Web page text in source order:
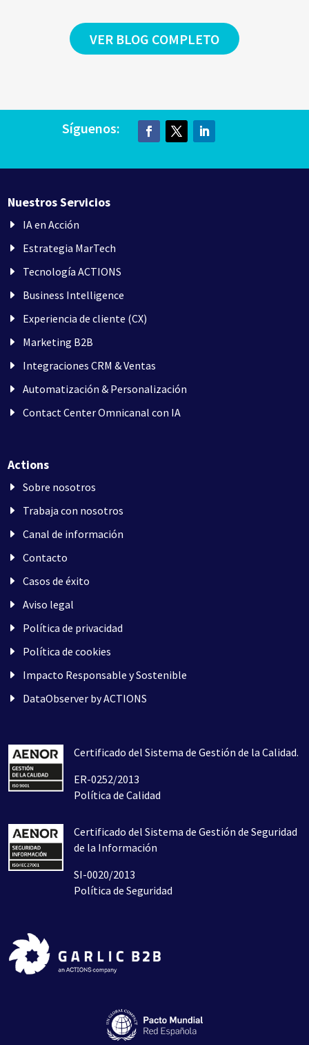
VER BLOG COMPLETO
Síguenos:
Nuestros Servicios
IA en Acción
Estrategia MarTech
Tecnología ACTIONS
Business Intelligence
Experiencia de cliente (CX)
Marketing B2B
Integraciones CRM & Ventas
Automatización & Personalización
Contact Center Omnicanal con IA
Actions
Sobre nosotros
Trabaja con nosotros
Canal de información
Contacto
Casos de éxito
Aviso legal
Política de privacidad
Política de cookies
Impacto Responsable y Sostenible
DataObserver by ACTIONS
Certificado del Sistema de Gestión de la Calidad.
ER-0252/2013
Política de Calidad
Certificado del Sistema de Gestión de Seguridad
de la Información
SI-0020/2013
Política de Seguridad